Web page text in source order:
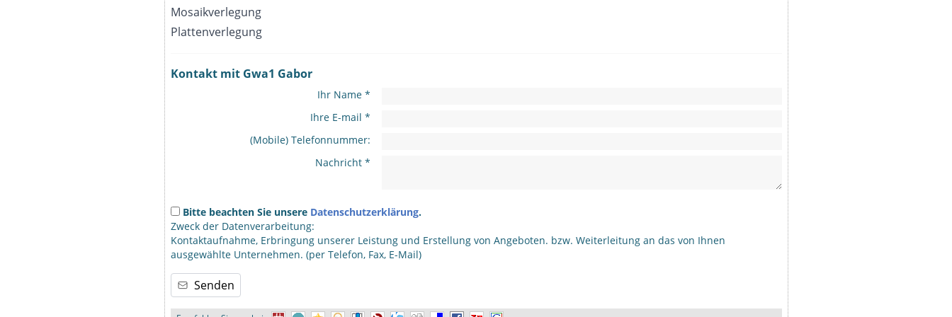
Mosaikverlegung
Plattenverlegung
Kontakt mit Gwa1 Gabor
Ihr Name *
Ihre E-mail *
(Mobile) Telefonnummer:
Nachricht *
Bitte beachten Sie unsere Datenschutzerklärung.
Zweck der Datenverarbeitung:
Kontaktaufnahme, Erbringung unserer Leistung und Erstellung von Angeboten. bzw. Weiterleitung an das von Ihnen
ausgewählte Unternehmen. (per Telefon, Fax, E-Mail)
Senden